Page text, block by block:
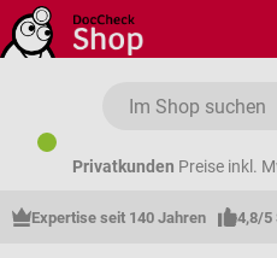
Zum Hauptinhalt springen
Privatkunden Preise inkl.
Expertise seit 140 Jahren 4,8/5